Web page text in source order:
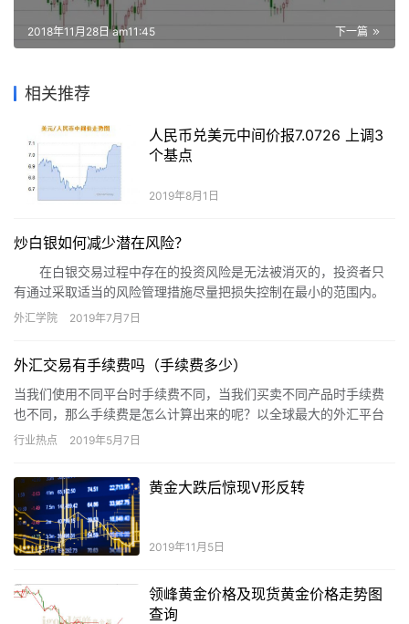
下一篇
2018年11月28日 am11:45
相关推荐
人民币兑美元中间价报7.0726 上调3
个基点
2019年8月1日
炒白银如何减少潜在风险？
在白银交易过程中存在的投资风险是无法被消灭的，投资者只
有通过采取适当的风险管理措施尽量把损失控制在最小的范围内。
那么，投资者进行现货白银投资，要如何减少潜在风险呢?
外汇学院 2019年7月7日
外汇交易有手续费吗（手续费多少）
当我们使用不同平台时手续费不同，当我们买卖不同产品时手续费
也不同，那么手续费是怎么计算出来的呢？以全球最大的外汇平台
之一智选天下为例，欧美、磅美的点差基本上都是1-2点之间，买卖
行业热点 2019年5月7日
黄金大跌后惊现V形反转
2019年11月5日
领峰黄金价格及现货黄金价格走势图
查询